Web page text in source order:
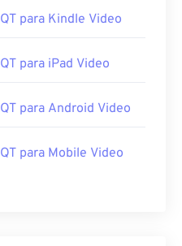
QT para Kindle Video
QT para iPad Video
QT para Android Video
QT para Mobile Video